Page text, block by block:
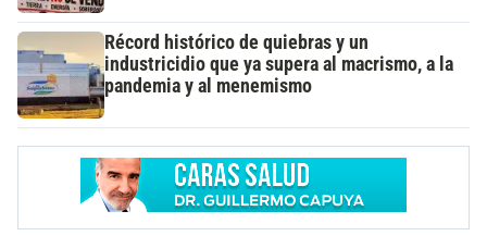
Récord histórico de quiebras y un
industricidio que ya supera al macrismo, a la
pandemia y al menemismo